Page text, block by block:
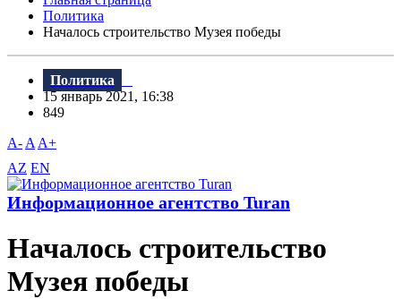
Политика
Началось строительство Музея победы
Политика
15 январь 2021, 16:38
849
A- A A+
AZ EN
Информационное агентство Turan
Началось строительство
Музея победы